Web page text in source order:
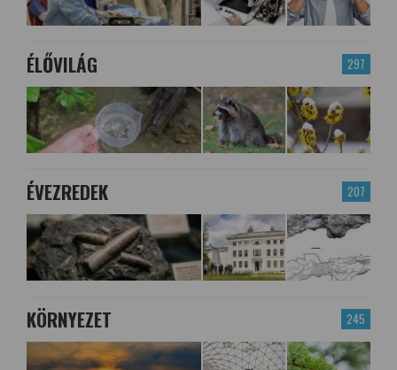
297
ÉLŐVILÁG
207
ÉVEZREDEK
245
KÖRNYEZET